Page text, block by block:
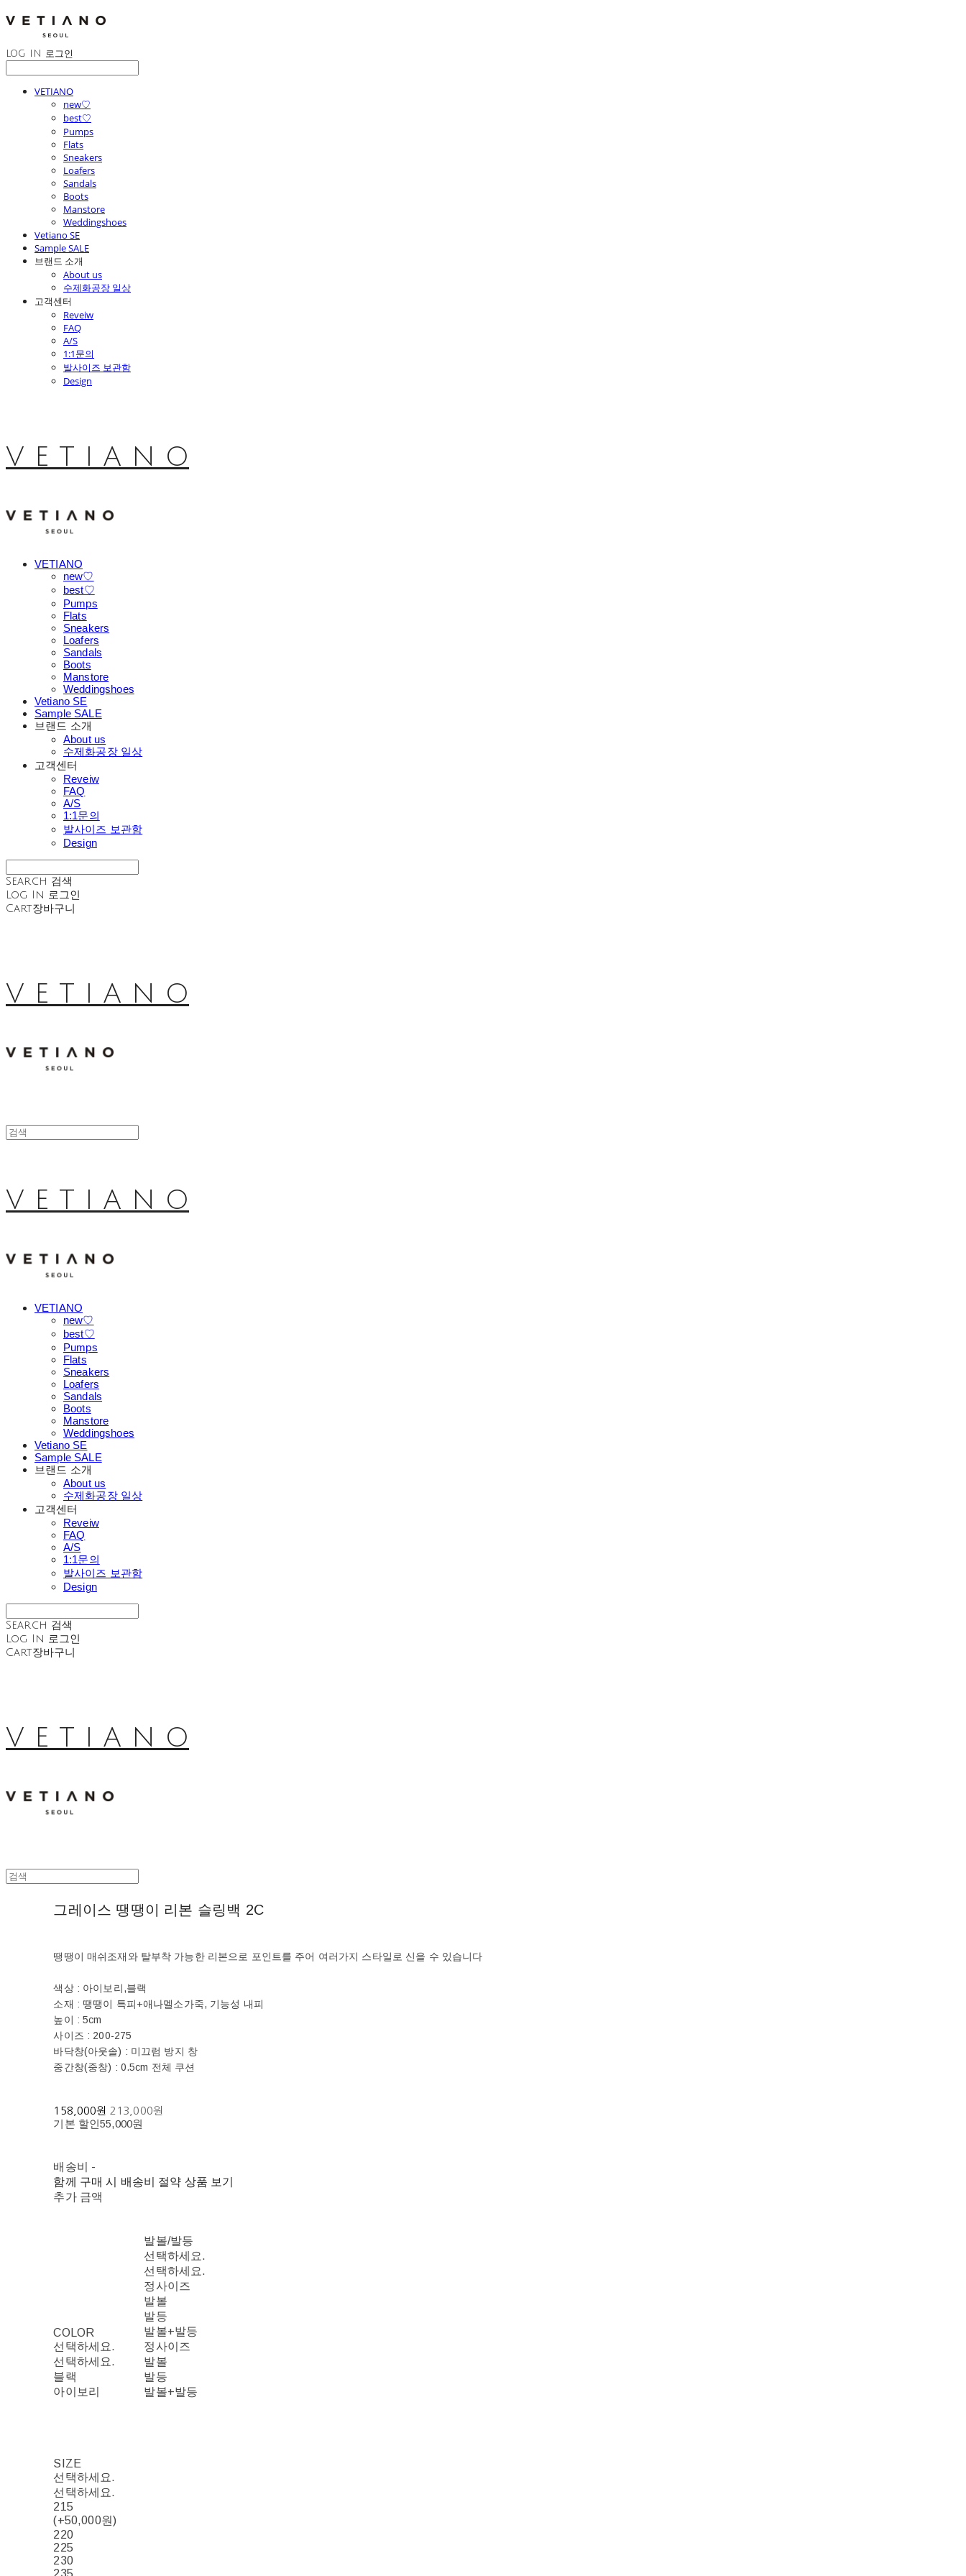
LOG IN 로그인
VETIANO
new♡
best♡
Pumps
Flats
Sneakers
Loafers
Sandals
Boots
Manstore
Weddingshoes
Vetiano SE
Sample SALE
브랜드 소개
About us
수제화공장 일상
고객센터
Reveiw
FAQ
A/S
1:1문의
발사이즈 보관함
Design
V E T I A N O
VETIANO
new♡
best♡
Pumps
Flats
Sneakers
Loafers
Sandals
Boots
Manstore
Weddingshoes
Vetiano SE
Sample SALE
브랜드 소개
About us
수제화공장 일상
고객센터
Reveiw
FAQ
A/S
1:1문의
발사이즈 보관함
Design
Search 검색
Log In 로그인
Cart장바구니
V E T I A N O
V E T I A N O
VETIANO
new♡
best♡
Pumps
Flats
Sneakers
Loafers
Sandals
Boots
Manstore
Weddingshoes
Vetiano SE
Sample SALE
브랜드 소개
About us
수제화공장 일상
고객센터
Reveiw
FAQ
A/S
1:1문의
발사이즈 보관함
Design
Search 검색
Log In 로그인
Cart장바구니
V E T I A N O
그레이스 땡땡이 리본 슬링백 2C
땡땡이 매쉬조재와 탈부착 가능한 리본으로 포인트를 주어 여러가지 스타일로 신을 수 있습니다
색상 : 아이보리,블랙
소재 : 땡땡이 특피+애나멜소가죽, 기능성 내피
높이 : 5cm
사이즈 : 200-275
바닥창(아웃솔) : 미끄럼 방지 창
중간창(중창) : 0.5cm 전체 쿠션
158,000원 213,000원
기본 할인55,000원
배송비 -
함께 구매 시 배송비 절약 상품 보기
추가 금액
COLOR
선택하세요.
선택하세요.
블랙
아이보리
발볼/발등
선택하세요.
선택하세요.
정사이즈
발볼
발등
발볼+발등
정사이즈
발볼
발등
발볼+발등
SIZE
선택하세요.
선택하세요.
215
(+50,000원)
220
225
230